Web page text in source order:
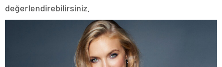
değerlendirebilirsiniz.